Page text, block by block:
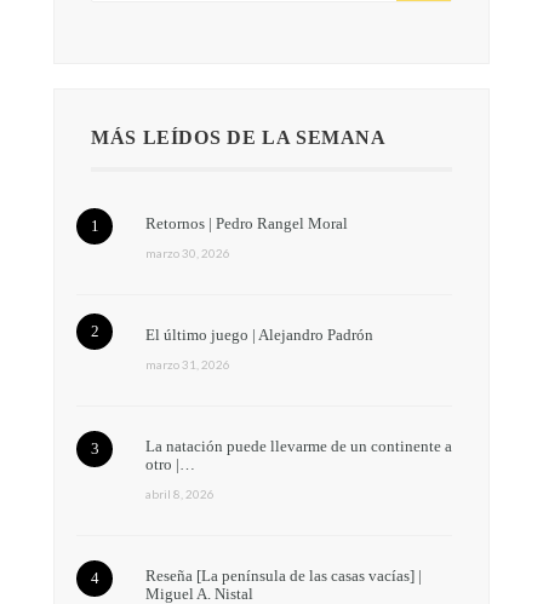
MÁS LEÍDOS DE LA SEMANA
Retornos | Pedro Rangel Moral
marzo 30, 2026
El último juego | Alejandro Padrón
marzo 31, 2026
La natación puede llevarme de un continente a
otro |…
abril 8, 2026
Reseña [La península de las casas vacías] |
Miguel A. Nistal